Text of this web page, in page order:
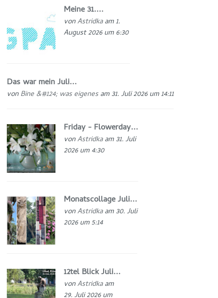
Meine 31....
vonAstridkaam 1.
August 2026 um 6:30
Das war mein Juli...
vonBine &#124; was eigenesam 31. Juli 2026 um 14:11
Friday - Flowerday...
vonAstridkaam 31. Juli
2026 um 4:30
Monatscollage Juli...
vonAstridkaam 30. Juli
2026 um 5:14
12tel Blick Juli...
vonAstridkaam
29. Juli 2026 um